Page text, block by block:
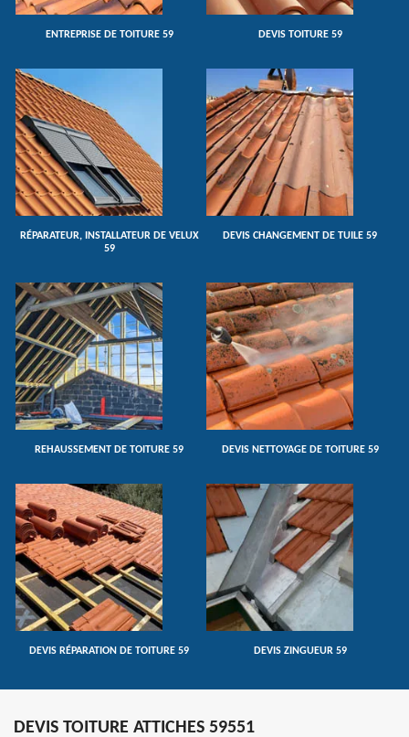
ENTREPRISE DE TOITURE 59 DEVIS TOITURE 59
RÉPARATEUR, INSTALLATEUR DE VELUX
59
DEVIS CHANGEMENT DE TUILE 59
REHAUSSEMENT DE TOITURE 59 DEVIS NETTOYAGE DE TOITURE 59
DEVIS RÉPARATION DE TOITURE 59 DEVIS ZINGUEUR 59
DEVIS TOITURE ATTICHES 59551